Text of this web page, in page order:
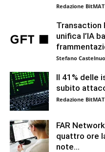
Redazione BitMAT
Transaction
unifica l’IA
Stefano
Il 41% delle
subito
Redazione BitMAT
FAR
quattro ore
note...